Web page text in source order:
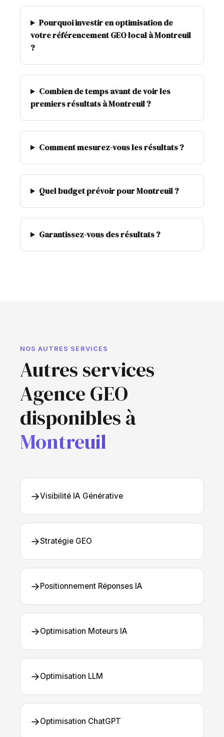
Pourquoi investir en optimisation de
votre référencement GEO local à Montreuil
?
Combien de temps avant de voir les
premiers résultats à Montreuil ?
Comment mesurez-vous les résultats ?
Quel budget prévoir pour Montreuil ?
Garantissez-vous des résultats ?
NOS AUTRES SERVICES
Autres services
Agence GEO
disponibles à
Montreuil
→Visibilité IA Générative
→Stratégie GEO
→Positionnement Réponses IA
→Optimisation Moteurs IA
→Optimisation LLM
→Optimisation ChatGPT